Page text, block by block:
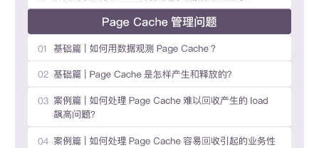
步排查等问题，让Linux内核更好地服务你的应用程序。
模块介绍
本课程包括4大模块，每个模块都会按照基础篇、案例篇和分
析篇的方式来呈现。
Page Cache管理模块，会带你重点分析如何更好地利用Page
Cache来减少无谓的I/O开销，Page Cache管理不当会引起的
一些问题，以及如何去分析和解决这类问题。